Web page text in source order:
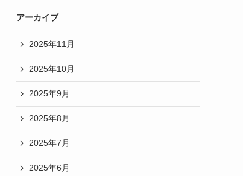
アーカイブ
2025年11月
2025年10月
2025年9月
2025年8月
2025年7月
2025年6月